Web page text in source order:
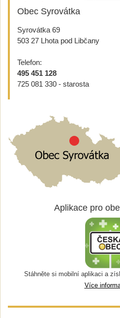
Obec Syrovátka
Syrovátka 69
503 27 Lhota pod Libčany
Telefon:
495 451 128
725 081 330 - starosta
Aplikace pro
Stáhněte si mobilní aplikaci a
Více